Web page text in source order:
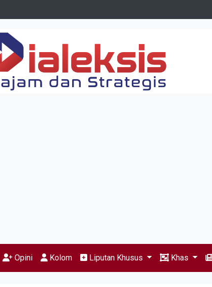
Opini Kolom Liputan Khusus Khas